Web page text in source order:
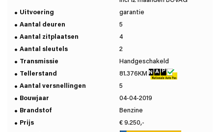
Uitvoering
garantie
Aantal deuren
5
Aantal zitplaatsen
4
Aantal sleutels
2
Transmissie
Handgeschakeld
Tellerstand
81.376KM
Aantal versnellingen
5
Bouwjaar
04-04-2019
Brandstof
Benzine
Prijs
€ 9.250,-